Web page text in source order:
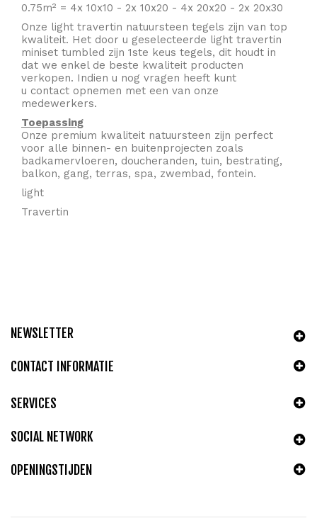
0.75m² = 4x 10x10 - 2x 10x20 - 4x 20x20 - 2x 20x30
Onze light travertin natuursteen tegels zijn van top
kwaliteit. Het door u geselecteerde light travertin
miniset tumbled zijn 1ste keus tegels, dit houdt in
dat we enkel de beste kwaliteit producten
verkopen. Indien u nog vragen heeft kunt
u contact opnemen met een van onze
medewerkers.
Toepassing
Onze premium kwaliteit natuursteen zijn perfect
voor alle binnen- en buitenprojecten zoals
badkamervloeren, doucheranden, tuin, bestrating,
balkon, gang, terras, spa, zwembad, fontein.
light
Travertin
NEWSLETTER
CONTACT INFORMATIE
SERVICES
SOCIAL NETWORK
OPENINGSTIJDEN